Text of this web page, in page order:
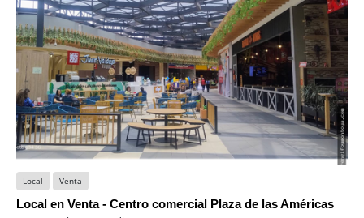
Local Venta
Local en Venta - Centro comercial Plaza de las Américas